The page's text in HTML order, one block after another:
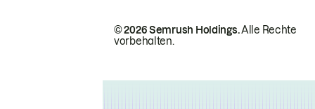
© 2026 Semrush Holdings.Alle Rechte
vorbehalten.